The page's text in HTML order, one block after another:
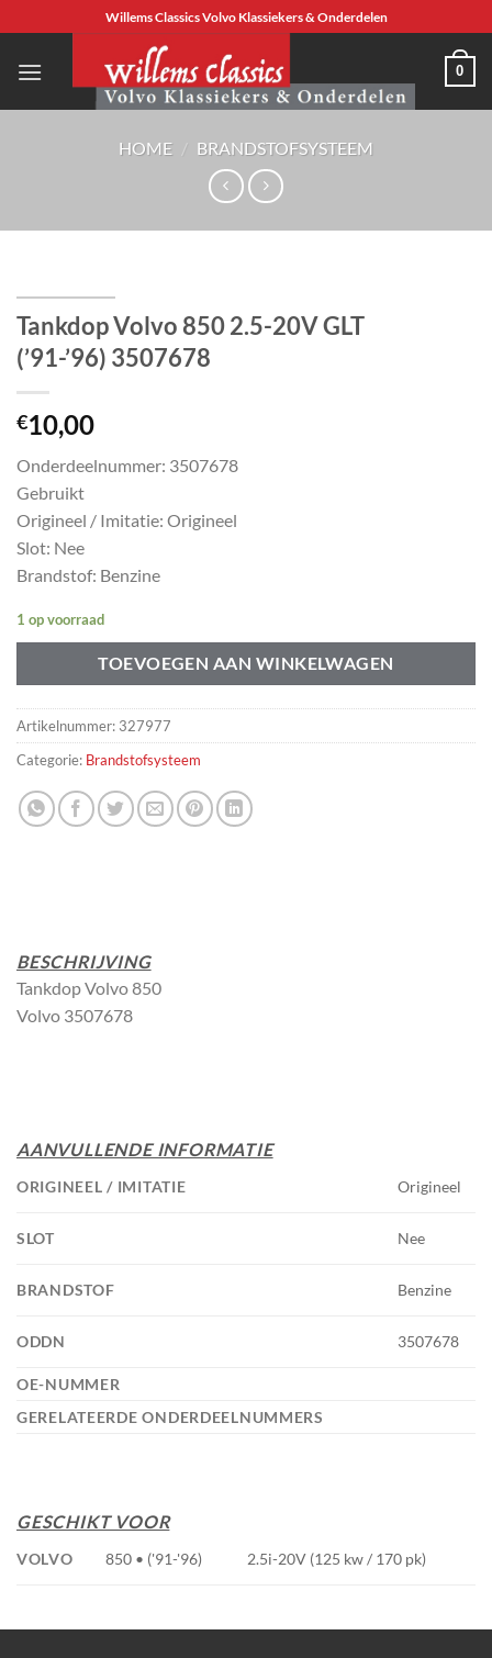
naar
inhoud
Willems Classics Volvo Klassiekers & Onderdelen
0
HOME / BRANDSTOFSYSTEEM
Tankdop Volvo 850 2.5-20V GLT
(’91-’96) 3507678
€10,00
Onderdeelnummer: 3507678
Gebruikt
Origineel / Imitatie: Origineel
Slot: Nee
Brandstof: Benzine
1 op voorraad
TOEVOEGEN AAN WINKELWAGEN
Artikelnummer: 327977
Categorie: Brandstofsysteem
BESCHRIJVING
Tankdop Volvo 850
Volvo 3507678
AANVULLENDE INFORMATIE
ORIGINEEL / IMITATIE Origineel
SLOT Nee
BRANDSTOF Benzine
ODDN 3507678
OE-NUMMER
GERELATEERDE ONDERDEELNUMMERS
GESCHIKT VOOR
VOLVO 850 • ('91-'96) 2.5i-20V (125 kw / 170 pk)